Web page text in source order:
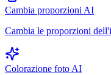
Cambia proporzioni AI
Cambia le proporzioni
Colorazione foto AI